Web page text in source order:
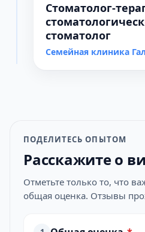
Стоматолог-
стоматолог
Семейная клиника
ПОДЕЛИТЕСЬ ОПЫТОМ
Расскажите о
Отметьте только то, что
общая оценка. Отзывы